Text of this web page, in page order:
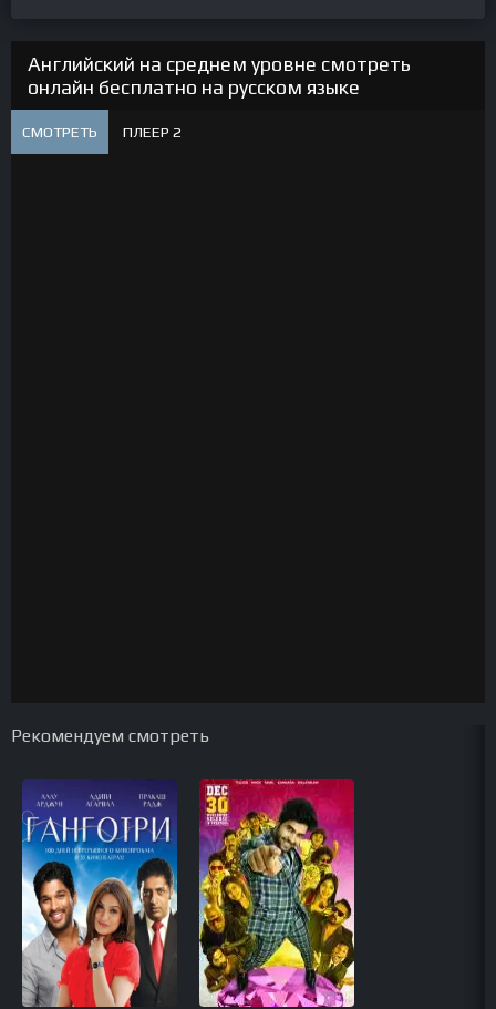
Английский на среднем уровне смотреть
онлайн бесплатно на русском языке
СМОТРЕТЬ ПЛЕЕР 2
Рекомендуем смотреть